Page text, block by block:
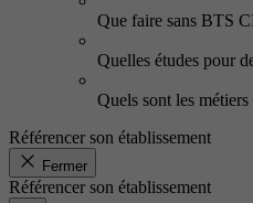
Que faire sans BTS
Quelles études pour
Quels sont les
Référencer son établissement
Fermer
Référencer son établissement